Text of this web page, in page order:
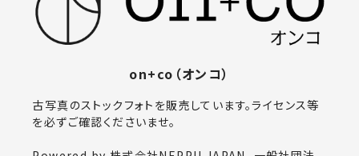
on+co（オンコ）
古写真のストックフォトを販売しています。ライセンス等
を必ずご確認くださいませ。